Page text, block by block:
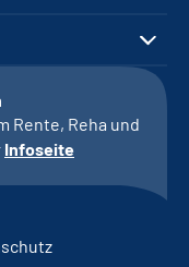
Rente, Reha und
Infoseite